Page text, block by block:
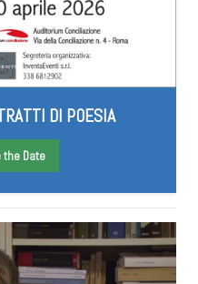
DI POESIA
the Date